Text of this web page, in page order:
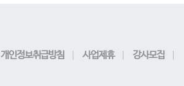
개인정보취급방침 사업제휴 강사모집